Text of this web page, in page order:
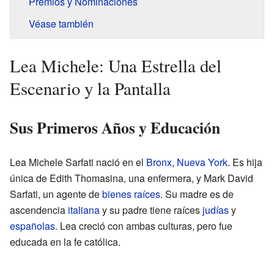
Véase también
Lea Michele: Una Estrella del
Escenario y la Pantalla
Sus Primeros Años y Educación
Lea Michele Sarfati nació en el Bronx, Nueva York. Es hija
única de Edith Thomasina, una enfermera, y Mark David
Sarfati, un agente debienes raíces. Su madre es de
ascendencia italianay su padre tiene raíces judíasy
españolas. Lea creció con ambas culturas, pero fue
educada en la fe católica.